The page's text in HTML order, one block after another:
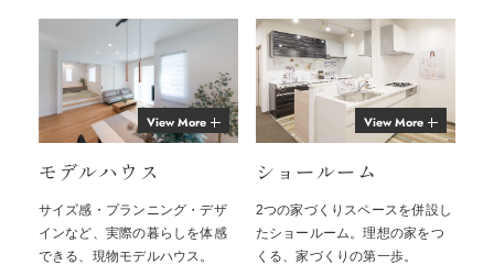
View More
モデルハウス
サイズ感・プランニング・デザ
インなど、実際の暮らしを体感
できる、現物モデルハウス。
View More
ショールーム
2つの家づくりスペースを併設し
たショールーム。理想の家をつ
くる、家づくりの第一歩。